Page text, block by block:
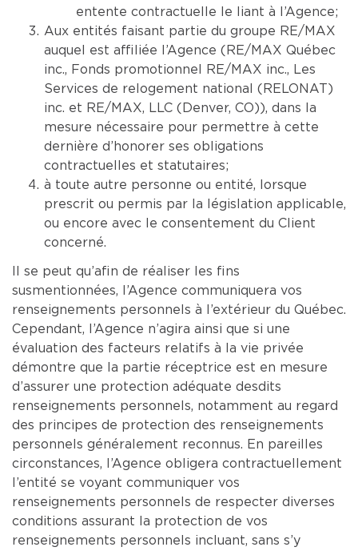
entente contractuelle le liant à l’Agence;
Aux entités faisant partie du groupe RE/MAX
auquel est affiliée l’Agence (RE/MAX Québec
inc., Fonds promotionnel RE/MAX inc., Les
Services de relogement national (RELONAT)
inc. et RE/MAX, LLC (Denver, CO)), dans la
mesure nécessaire pour permettre à cette
dernière d’honorer ses obligations
contractuelles et statutaires;
à toute autre personne ou entité, lorsque
prescrit ou permis par la législation applicable,
ou encore avec le consentement du Client
concerné.
Il se peut qu’afin de réaliser les fins
susmentionnées, l’Agence communiquera vos
renseignements personnels à l’extérieur du Québec.
Cependant, l’Agence n’agira ainsi que si une
évaluation des facteurs relatifs à la vie privée
démontre que la partie réceptrice est en mesure
d’assurer une protection adéquate desdits
renseignements personnels, notamment au regard
des principes de protection des renseignements
personnels généralement reconnus. En pareilles
circonstances, l’Agence obligera contractuellement
l’entité se voyant communiquer vos
renseignements personnels de respecter diverses
conditions assurant la protection de vos
renseignements personnels incluant, sans s’y